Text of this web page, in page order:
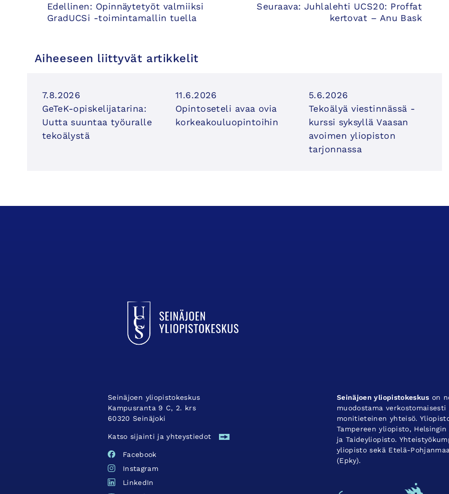
Artikkelien
selaus
Edellinen: Opinnäytetyöt valmiiksi
GradUCSi -toimintamallin tuella
Seuraava: Juhlalehti UCS20: Proffat
kertovat – Anu Bask
Aiheeseen liittyvät artikkelit
7.8.2026
GeTeK-opiskelijatarina:
Uutta suuntaa työuralle
tekoälystä
11.6.2026
Opintoseteli avaa ovia
korkeakouluopintoihin
5.6.2026
Tekoälyä viestinnässä -
kurssi syksyllä Vaasan
avoimen yliopiston
tarjonnassa
Seinäjoen yliopistokeskus
Kampusranta 9 C, 2. krs
60320 Seinäjoki
Katso sijainti ja yhteystiedot
Facebook
Instagram
LinkedIn
Seinäjoen yliopistokeskus on
muodostama
monitieteinen yhteisö.
Tampereen yliopisto,
ja Taideyliopisto.
yliopisto sekä Etelä-
(Epky).